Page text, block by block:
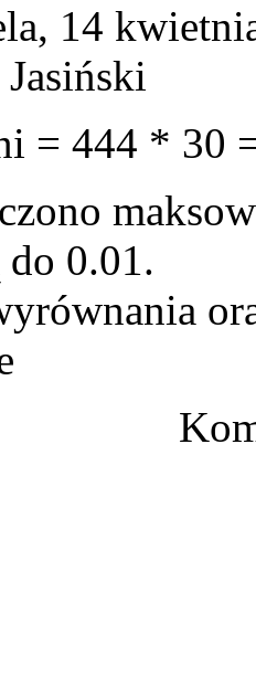
14
= 444 * 30
do 0.01.